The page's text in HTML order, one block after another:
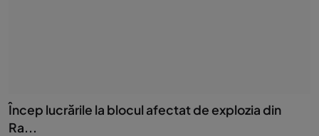
Încep lucrările la blocul afectat de explozia din
Ra...